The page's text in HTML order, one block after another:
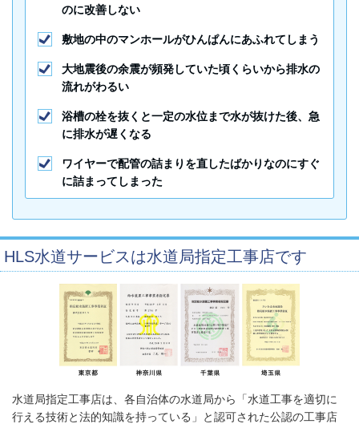
のに改善しない
敷地の中のマンホールがひんぱんにあふれてしまう
大地震後の余震が頻発していた頃くらいから排水の
流れがわるい
浴槽の栓を抜くと一定の水位まで水が抜けた後、急
に排水が遅くなる
ワイヤーで配管の詰まりを直したばかりなのにすぐ
に詰まってしまった
HLS水道サービスは水道局指定工事店です
水道局指定工事店は、各自治体の水道局から「水道工事を適切に
行える技術と法的知識を持っている」と認可された公認の工事店